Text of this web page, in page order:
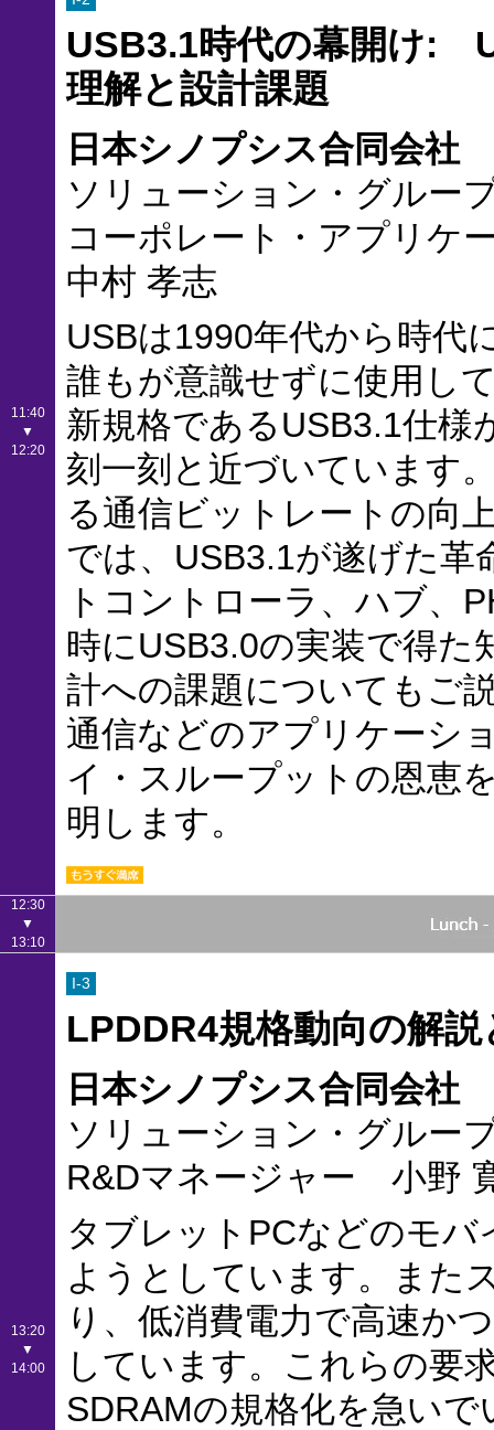
11:40
▼
12:20
USB3.1時代の幕開け:
理解と設計課題
日本シノプシス合同会社
ソリューション・グルー
コーポレート・アプリ
中村 孝志
USBは1990年代から時代
誰もが意識せずに使用し
新規格であるUSB3.1仕様
刻一刻と近づいています
る通信ビットレートの向
では、USB3.1が遂げた革
トコントローラ、ハブ、
時にUSB3.0の実装で得た
計への課題についてもご
通信などのアプリケーシ
イ・スループットの恩恵
明します。
12:30
▼
13:10
13:20
▼
14:00
I-3
LPDDR4規格動向の解
日本シノプシス合同会社
ソリューション・グルー
R&Dマネージャー 小野
タブレットPCなどのモ
ようとしています。また
り、低消費電力で高速か
しています。これらの要
SDRAMの規格化を急い